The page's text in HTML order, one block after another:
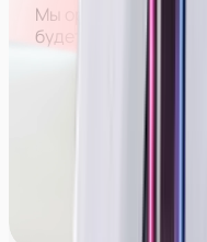
Мы организуем
будете работать
с другими
трансляции более
больше
Менеджеры
с вами как в